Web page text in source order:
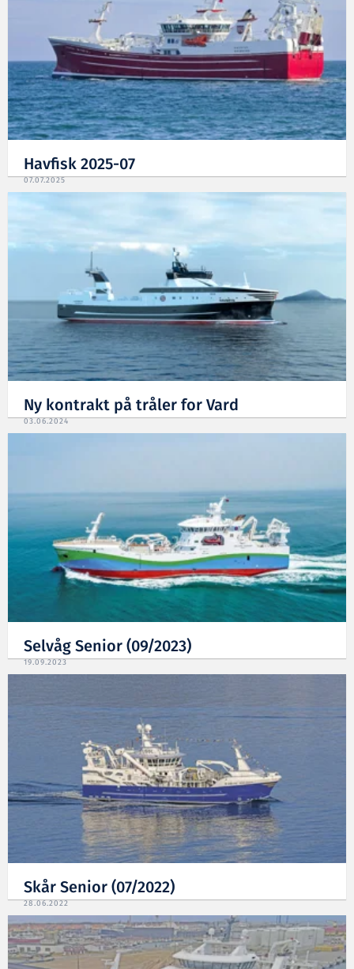
Havfisk 2025-07
07.07.2025
Ny kontrakt på tråler for Vard
03.06.2024
Selvåg Senior (09/2023)
19.09.2023
Skår Senior (07/2022)
28.06.2022